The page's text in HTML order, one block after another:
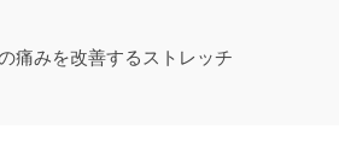
痛みを改善するストレッチ